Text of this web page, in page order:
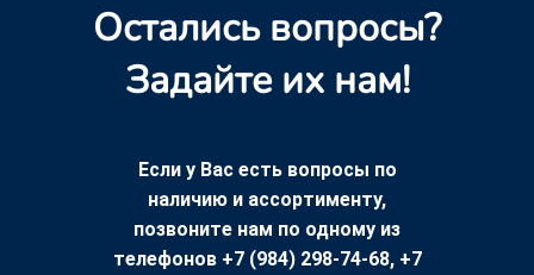
Остались вопросы?
Задайте их нам!
Если у Вас есть вопросы по
наличию и ассортименту,
позвоните нам по одному из
телефонов +7 (984) 298-74-68, +7